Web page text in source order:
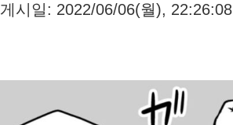
게시일: 2022/06/06(월), 22:26:08